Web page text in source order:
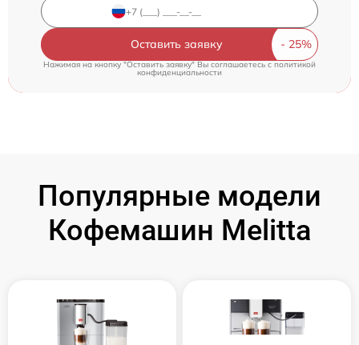
Оставить заявку
Нажимая на кнопку "Оставить заявку" Вы соглашаетесь cполитикой
конфиденциальности
Популярные модели
Кофемашин Melitta